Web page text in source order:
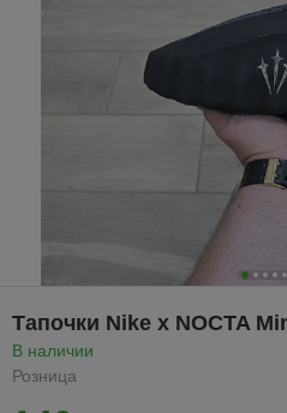
Тапочки Nike x NOCTA
В наличии
Розница